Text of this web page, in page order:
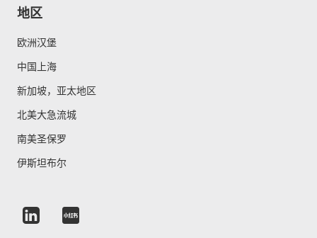
地区
欧洲汉堡
中国上海
新加坡，亚太地区
北美大急流城
南美圣保罗
伊斯坦布尔